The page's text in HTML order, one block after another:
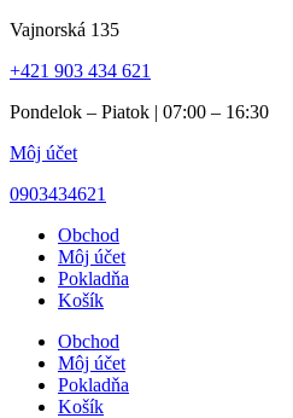
Preskočiť
obsah
Vajnorská 135
+421 903 434 621
Pondelok – Piatok | 07:00 – 16:30
Môj účet
0903434621
Obchod
Môj účet
Pokladňa
Košík
Obchod
Môj účet
Pokladňa
Košík